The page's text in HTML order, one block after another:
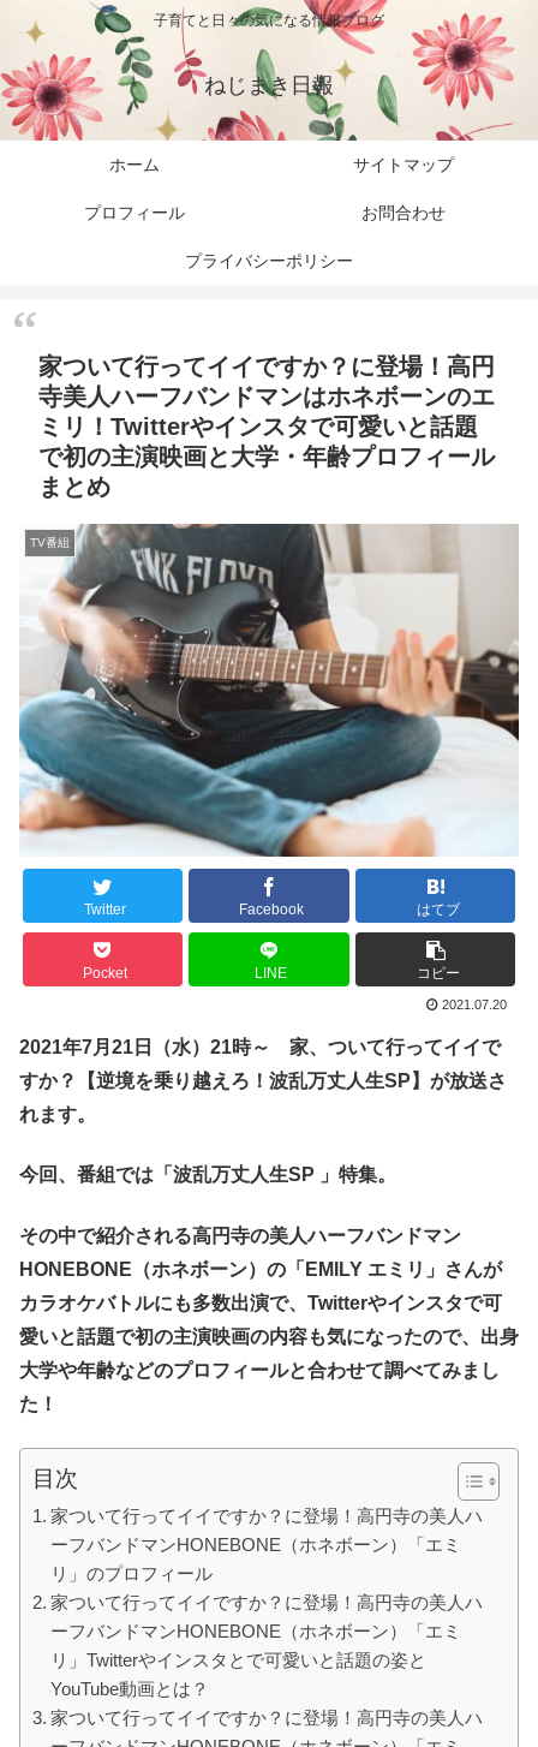
子育てと日々の気になる情報ブログ
ねじまき日報
ホーム サイトマップ
プロフィール お問合わせ
プライバシーポリシー
家ついて行ってイイですか？に登場！高円
寺美人ハーフバンドマンはホネボーンのエ
ミリ！Twitterやインスタで可愛いと話題
で初の主演映画と大学・年齢プロフィール
まとめ
TV番組
Twitter Facebook はてブ
Pocket LINE コピー
2021.07.20
2021年7月21日（水） 21時～ 家、ついて行ってイイで
すか？【逆境を乗り越えろ！波乱万丈人生SP】が放送さ
れます。
今回、番組では「波乱万丈人生SP 」特集。
その中で紹介される高円寺の美人ハーフバンドマン
HONEBONE（ホネボーン）の「EMILY エミリ」さんが
カラオケバトルにも多数出演で、Twitterやインスタで可
愛いと話題で初の主演映画の内容も気になったので、出身
大学や年齢などのプロフィールと合わせて調べてみまし
た！
目次
家ついて行ってイイですか？に登場！高円寺の美人ハ
ーフバンドマンHONEBONE（ホネボーン）「エミ
リ」のプロフィール
家ついて行ってイイですか？に登場！高円寺の美人ハ
ーフバンドマンHONEBONE（ホネボーン）「エミ
リ」Twitterやインスタとで可愛いと話題の姿と
YouTube動画とは？
家ついて行ってイイですか？に登場！高円寺の美人ハ